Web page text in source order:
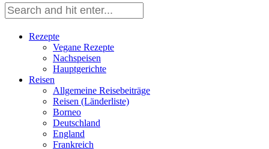
Rezepte
Vegane Rezepte
Nachspeisen
Hauptgerichte
Reisen
Allgemeine Reisebeiträge
Reisen (Länderliste)
Borneo
Deutschland
England
Frankreich